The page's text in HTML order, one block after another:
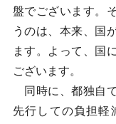
盤でございます。
うのは、本来、国
ます。よって、国
ございます。
同時に、都独自
先行しての負担軽